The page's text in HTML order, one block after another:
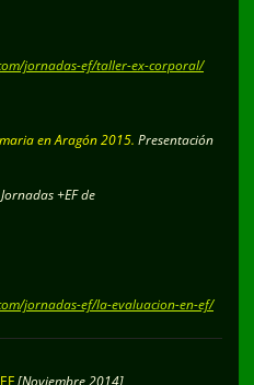
jornadas-ef/taller-ex-corporal/
en Aragón 2015. Presentación
+EF de
jornadas-ef/la-evaluacion-en-ef/